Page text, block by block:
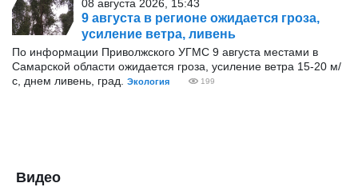
08 августа 2026, 15:43
9 августа в регионе ожидается гроза,
усиление ветра, ливень
По информации Приволжского УГМС 9 августа местами в
Самарской области ожидается гроза, усиление ветра 15-20 м/
с, днем ливень, град.
Экология 199
Видео